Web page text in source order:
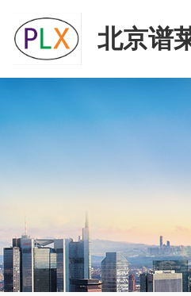
北京谱